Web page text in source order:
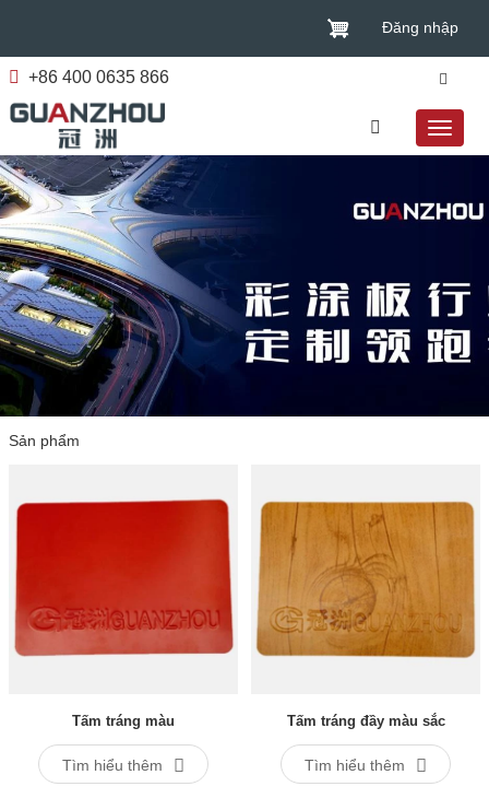
Đăng nhập
+86 400 0635 866
Sản phẩm
Tấm tráng màu
Tìm hiểu thêm
Tấm tráng đầy màu sắc
Tìm hiểu thêm